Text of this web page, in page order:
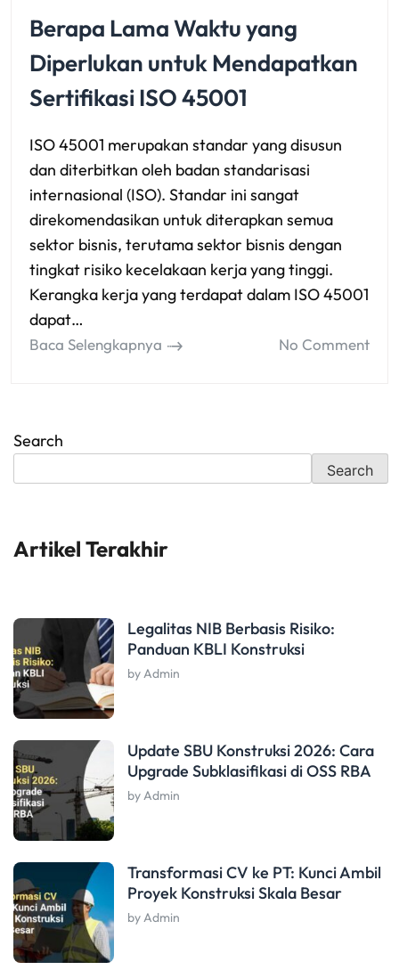
Berapa Lama Waktu yang
Diperlukan untuk Mendapatkan
Sertifikasi ISO 45001
ISO 45001 merupakan standar yang disusun
dan diterbitkan oleh badan standarisasi
internasional (ISO). Standar ini sangat
direkomendasikan untuk diterapkan semua
sektor bisnis, terutama sektor bisnis dengan
tingkat risiko kecelakaan kerja yang tinggi.
Kerangka kerja yang terdapat dalam ISO 45001
dapat…
Baca Selengkapnya No Comment
Search
Search
Artikel Terakhir
Legalitas NIB Berbasis Risiko:
Panduan KBLI Konstruksi
by Admin
Update SBU Konstruksi 2026: Cara
Upgrade Subklasifikasi di OSS RBA
by Admin
Transformasi CV ke PT: Kunci Ambil
Proyek Konstruksi Skala Besar
by Admin